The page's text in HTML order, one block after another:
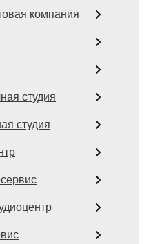
компания
студия
студия